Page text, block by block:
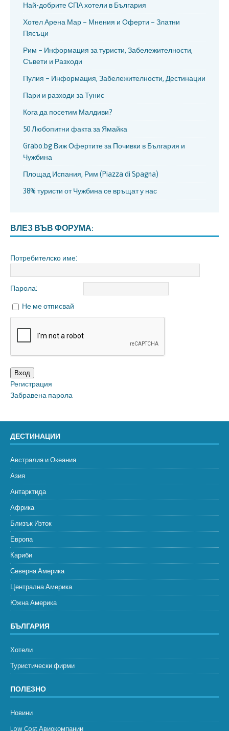
Най-добрите СПА хотели в България
Хотел Арена Мар – Мнения и Оферти – Златни
Пясъци
Рим – Информация за туристи, Забележителности,
Съвети и Разходи
Пулия – Информация, Забележителности, Дестинации
Пари и разходи за Тунис
Кога да посетим Малдиви?
50 Любопитни факта за Ямайка
Grabo.bg Виж Офертите за Почивки в България и
Чужбина
Площад Испания, Рим (Piazza di Spagna)
38% туристи от Чужбина се връщат у нас
ВЛЕЗ ВЪВ ФОРУМА:
Потребителско име:
Парола:
Не ме отписвай
Вход
Регистрация
Забравена парола
ДЕСТИНАЦИИ
Австралия и Океания
Азия
Антарктида
Африка
Близък Изток
Европа
Кариби
Северна Америка
Централна Америка
Южна Америка
БЪЛГАРИЯ
Хотели
Туристически фирми
ПОЛЕЗНО
Новини
Low Cost Авиокомпании